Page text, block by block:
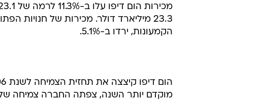
23.3 מיליארד דולר. מכירות של
הקמעונות, ירדו ב-5.1%.